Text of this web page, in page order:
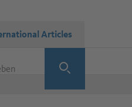
zur Seite
Articles